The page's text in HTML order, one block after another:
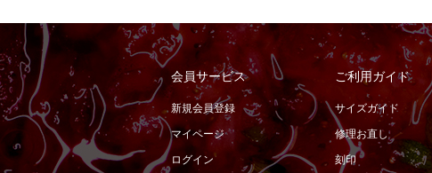
会員サービス
新規会員登録
マイページ
ログイン
ご利用ガイド
サイズガイド
修理お直し
刻印